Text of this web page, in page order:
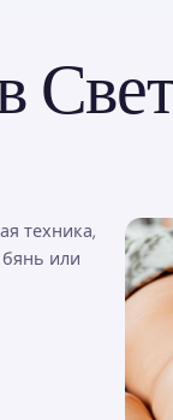
техника,
или